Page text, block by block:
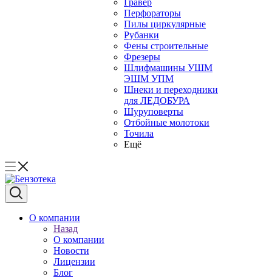
Гравер
Перфораторы
Пилы циркулярные
Рубанки
Фены строительные
Фрезеры
Шлифмашины УШМ
ЭШМ УПМ
Шнеки и переходники
для ЛЕДОБУРА
Шуруповерты
Отбойные молотоки
Точила
Ещё
О компании
Назад
О компании
Новости
Лицензии
Блог